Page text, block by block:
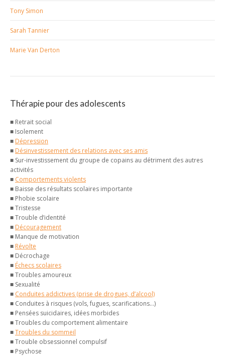
Tony Simon
Sarah Tannier
Marie Van Derton
Thérapie pour des adolescents
■ Retrait social
■ Isolement
■ Dépression
■ Désinvestissement des relations avec ses amis
■ Sur-investissement du groupe de copains au détriment des autres
activités
■ Comportements violents
■ Baisse des résultats scolaires importante
■ Phobie scolaire
■ Tristesse
■ Trouble d’identité
■ Découragement
■ Manque de motivation
■ Révolte
■ Décrochage
■ Échecs scolaires
■ Troubles amoureux
■ Sexualité
■ Conduites addictives (prise de drogues, d’alcool)
■ Conduites à risques (vols, fugues, scarifications…)
■ Pensées suicidaires, idées morbides
■ Troubles du comportement alimentaire
■Troubles du sommeil
■ Trouble obsessionnel compulsif
■ Psychose